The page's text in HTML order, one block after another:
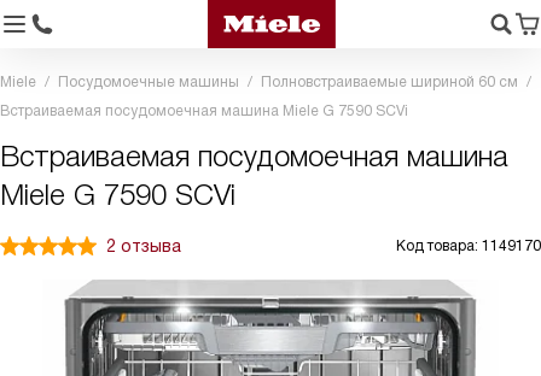
Miele Посудомоечные машины
Полновстраиваемые шириной 60 см
Встраиваемая посудомоечная машина Miele G 7590 SCVi
Встраиваемая посудомоечная машина
Miele G 7590 SCVi
2 отзыва Код товара: 1149170